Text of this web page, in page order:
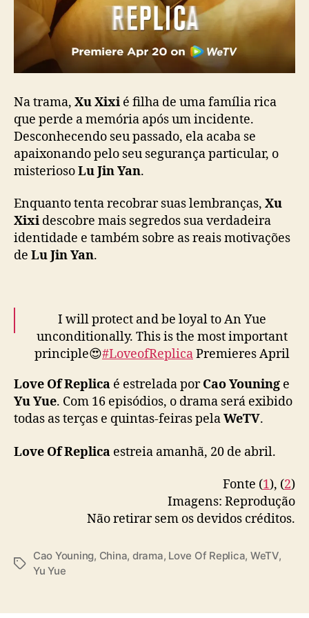
i
c
”
Na trama, Xu Xixi é filha de uma família rica
que perde a memória após um incidente.
Desconhecendo seu passado, ela acaba se
apaixonando pelo seu segurança particular, o
misteriosoLu Jin Yan.
Enquanto tenta recobrar suas lembranças, Xu
Xixi descobre mais segredos sua verdadeira
identidade e também sobre as reais motivações
de Lu Jin Yan.
I will protect and be loyal to An Yue
unconditionally. This is the most important
principle😍#LoveofReplicaPremieres April
Starring#CaoYouning#YuYue#为你逆光而来
#TsaoYuNing#曹佑宁#余玥 #WeTV
pic.twitter.com/yIKPOis5Rh
— WeTV.Official (@WeTVOfficial)April 17,
2023
Love Of Replica é estrelada porCao Youning e
Yu Yue. Com 16 episódios, o drama será exibido
todas as terças e quintas-feiras pelaWeTV.
Love Of Replica estreia amanhã, 20 de abril.
Fonte (1), (2)
Imagens: Reprodução
Não retirar sem os devidos créditos.
T
Cao Youning, China, drama, Love Of Replica, WeTV,
Yu Yue